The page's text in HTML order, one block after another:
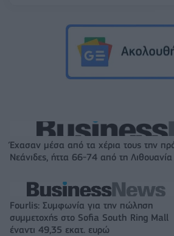
Έχασαν μέσα από τα χέρια τους την
Νεάνιδες, ήττα 66-74 από τη
Fourlis: Συμφωνία για την πώληση
συμμετοχής στο Sofia South Ring Mall
έναντι 49,35 εκατ. ευρώ